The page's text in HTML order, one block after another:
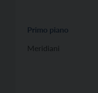
Primo piano
Meridiani